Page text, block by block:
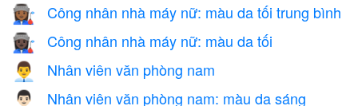
👩🏾‍🏭 Công nhân nhà máy nữ: màu da tối trung bình
👩🏿‍🏭 Công nhân nhà máy nữ: màu da tối
👨‍💼 Nhân viên văn phòng nam
👨🏻‍💼 Nhân viên văn phòng nam: màu da sáng